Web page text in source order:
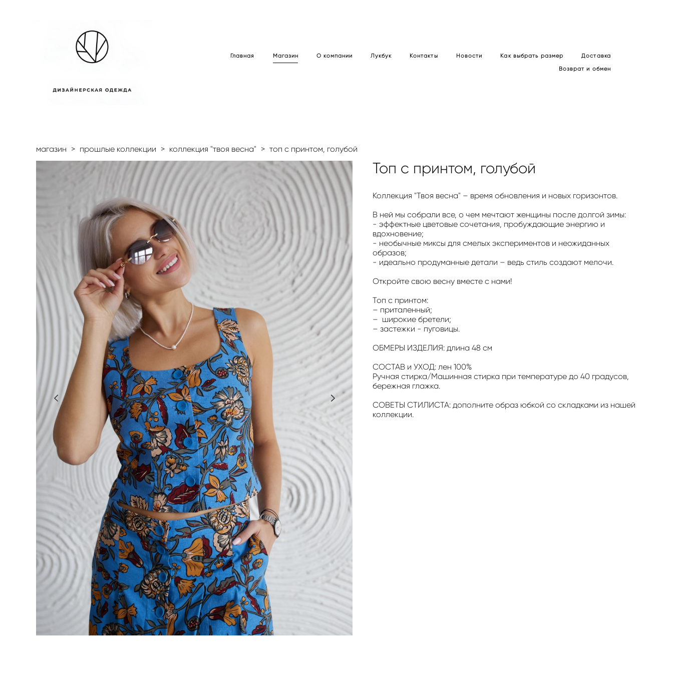
Главная Магазин О компании Лукбук Контакты Новости Как выбрать размер
Доставка
Возврат и обмен
магазин > прошлые коллекции > коллекция "твоя весна" > топ с принтом, голубой
Топ с принтом, голубой
Коллекция "Твоя весна" – время обновления и новых горизонтов.
В ней мы собрали все, о чем мечтают женщины после долгой зимы:
- эффектные цветовые сочетания, пробуждающие энергию и
вдохновение;
- необычные миксы для смелых экспериментов и неожиданных
образов;
- идеально продуманные детали – ведь стиль создают мелочи.
Откройте свою весну вместе с нами!
Топ с принтом:
– приталенный;
– широкие бретели;
– застежки - пуговицы.
ОБМЕРЫ ИЗДЕЛИЯ: длина 48 см
СОСТАВ и УХОД: лен 100%
Ручная стирка/Машинная стирка при температуре до 40 градусов,
бережная глажка.
СОВЕТЫ СТИЛИСТА: дополните образ юбкой со складками из нашей
коллекции.